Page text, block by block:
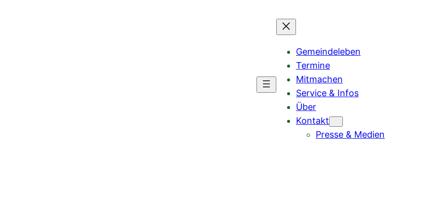
Gemeindeleben
Termine
Mitmachen
Service & Infos
Über
Kontakt
Presse & Medien